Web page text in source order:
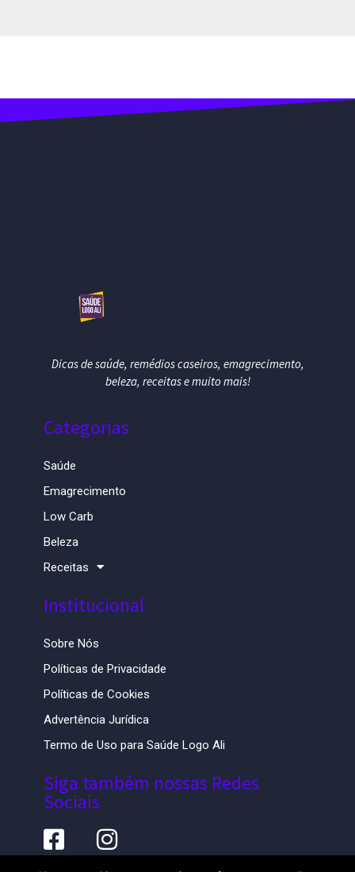
Dicas de saúde, remédios caseiros, emagrecimento,
beleza, receitas e muito mais!
Categorias
Saúde
Emagrecimento
Low Carb
Beleza
Receitas
Institucional
Sobre Nós
Políticas de Privacidade
Políticas de Cookies
Advertência Jurídica
Termo de Uso para Saúde Logo Ali
Siga também nossas Redes
Sociais